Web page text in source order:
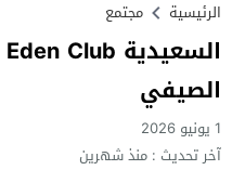
الرئيسية مجتمع
الصيفي
1 يونيو 2026
آخر تحديث :منذ شهرين